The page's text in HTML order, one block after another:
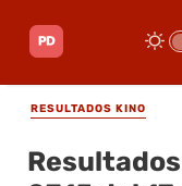
RESULTADOS KINO